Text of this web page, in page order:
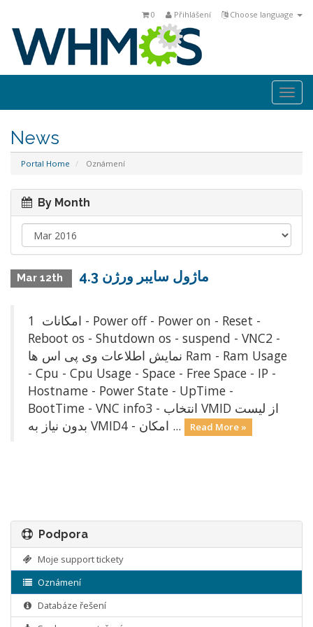
Choose language
Přihlášení
0
News
Portal Home Oznámení
By Month
Mar 12th ماژول سايبر ورژن 4.3
امکانات 1 - Power off - Power on - Reset -
Reboot os - Shutdown os - suspend - VNC2 -
نمایش اطلاعات وی پی اس ها Ram - Ram Usage
- Cpu - Cpu Usage - Space - Free Space - IP -
Hostname - Power State - UpTime -
BootTime - VNC info3 - انتخاب VMID از لیست
بدون نياز به VMID4 - امکان ...
Read More »
Podpora
Moje support tickety
Oznámení
Databáze řešení